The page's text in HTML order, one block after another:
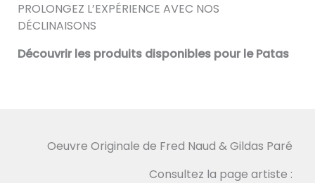
PROLONGEZ L’EXPÉRIENCE AVEC NOS
DÉCLINAISONS
Découvrir les produits disponibles pour le Patas
Oeuvre Originale de Fred Naud & Gildas Paré
Consultez la page artiste :